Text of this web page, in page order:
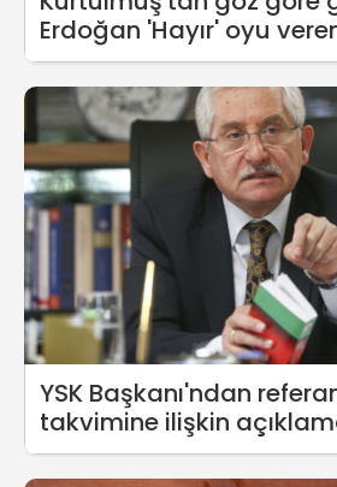
Erdoğan 'Hayır' oyu
almamış
YSK Başkanı'ndan
takvimine ilişkin